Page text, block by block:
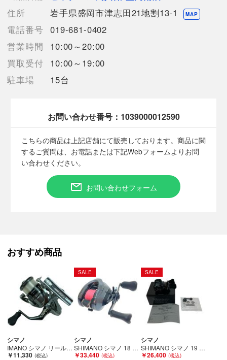
【こちらの商品は在庫連動システムを導入し、店頭や他ネットシ
ョップと併売を行なっておりますが、
タイミングによりシステムの反映が間に合わず欠品となってしま
う場合がございます。
売切れの場合は、ご購入をキャンセルさせていただく場合がござ
います。】
■状態等は画像をご確認・ご参照下さい。
こちらの商品はお客様から買取させていただいた商品であり、
人の手を経た商品です。
■弊社（株式会社オカモト）を装った偽装サイトにご注意くださ
弊社（株式会社オカモト）の商品画像や文章を無断盗用した『偽
装サイト』を確認しておりますが、
住所
岩手県盛岡市津志田21地割13-1 MAP
電話番号 019-681-0402
営業時間
10:00～20:00
買取受付
10:00～19:00
駐車場
15台
お問い合わせ番号： 1039000012590
こちらの商品は上記店舗にて販売しております。商品に関
するご質問は、お電話または下記Webフォームよりお問
い合わせください。
お問い合わせフォーム
おすすめ商品
シマノ
IMANO シマノ リール スピニングリール ナスキー2500 Cランク
￥11,330
SALE
シマノ
SHIMANO シマノ 18 アンタレス DC MD XG 右 03874 Bランク
￥33,440
SALE
シマノ
SHIMANO シマノ 19 バルケッタプレミアム 150DHXG 04011 Bランク
￥26,400